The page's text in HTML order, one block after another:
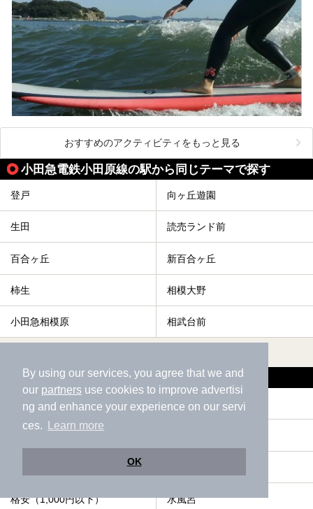
By using our services, you agree that we and
our partners use cookies to improve advertisi
ng and enhance your experience on our servi
ces.
Learn more
OK
おすすめのアクティビティをもっと見る
小田急電鉄小田原線の駅から同じテーマで探す
登戸 向ヶ丘遊園
生田 読売ランド前
百合ヶ丘 新百合ヶ丘
柿生 相模大野
小田急相模原 相武台前
柿生駅の人気テーマから探す
サウナ 駅近（徒歩10分以内）
格安（1,000円以下） 水風呂